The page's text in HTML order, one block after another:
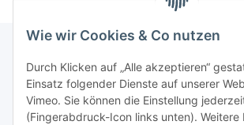
Informationen
Wie wir Cookies & Co nutzen
Durch Klicken auf „Alle akzeptieren“
Einsatz folgender Dienste auf unserer
Vimeo. Sie können die Einstellung
(Fingerabdruck-Icon links unten). Weitere